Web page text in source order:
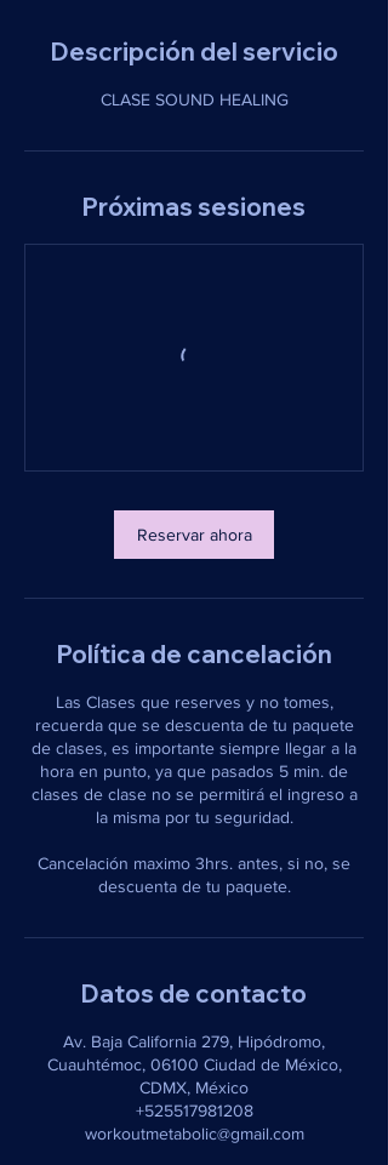
Descripción del servicio
CLASE SOUND HEALING
Próximas sesiones
Reservar ahora
Política de cancelación
Las Clases que reserves y no tomes,
recuerda que se descuenta de tu paquete
de clases, es importante siempre llegar a la
hora en punto, ya que pasados 5 min. de
clases de clase no se permitirá el ingreso a
la misma por tu seguridad.
Cancelación maximo 3hrs. antes, si no, se
descuenta de tu paquete.
Datos de contacto
Av. Baja California 279, Hipódromo,
Cuauhtémoc, 06100 Ciudad de México,
CDMX, México
+525517981208
workoutmetabolic@gmail.com